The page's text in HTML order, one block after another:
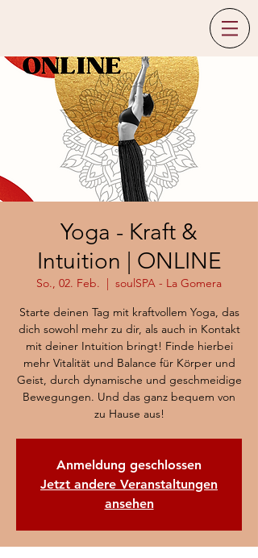
Yoga - Kraft &
Intuition | ONLINE
So., 02. Feb.
  |
soulSPA - La Gomera
Starte deinen Tag mit kraftvollem Yoga, das
dich sowohl mehr zu dir, als auch in Kontakt
mit deiner Intuition bringt! Finde hierbei
mehr Vitalität und Balance für Körper und
Geist, durch dynamische und geschmeidige
Bewegungen. Und das ganz bequem von
zu Hause aus!
Anmeldung geschlossen
Jetzt andere Veranstaltungen
ansehen